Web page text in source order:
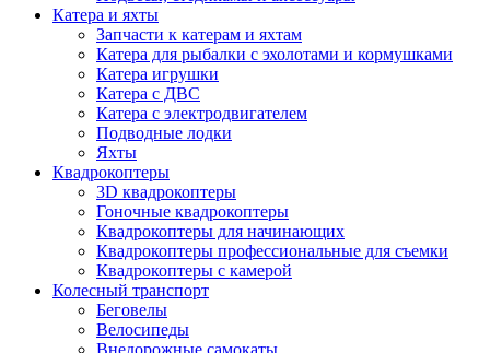
Катера и яхты
Запчасти к катерам и яхтам
Катера для рыбалки с эхолотами и кормушками
Катера игрушки
Катера с ДВС
Катера с электродвигателем
Подводные лодки
Яхты
Квадрокоптеры
3D квадрокоптеры
Гоночные квадрокоптеры
Квадрокоптеры для начинающих
Квадрокоптеры профессиональные для съемки
Квадрокоптеры с камерой
Колесный транспорт
Беговелы
Велосипеды
Внедорожные самокаты